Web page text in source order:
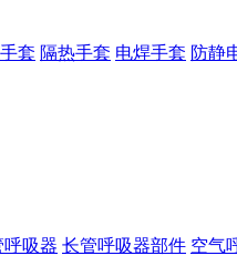
套 隔热手套 电焊手套 防静
呼吸器 长管呼吸器部件 空气